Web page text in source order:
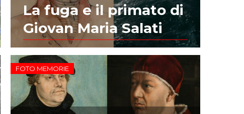
La fuga e il primato di
Giovan Maria Salati
FOTO MEMORIE